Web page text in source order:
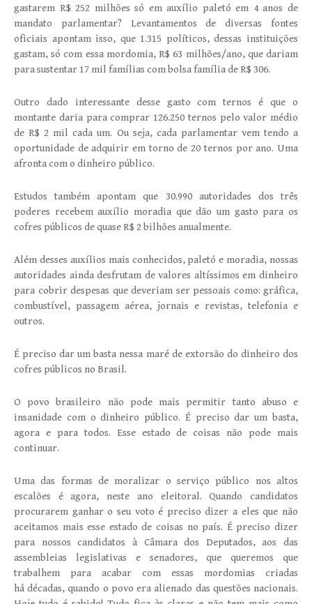
gastarem R$ 252 milhões só em auxílio paletó em 4 anos de
mandato parlamentar? Levantamentos de diversas fontes
oficiais apontam isso, que 1.315 políticos, dessas instituições
gastam, só com essa mordomia, R$ 63 milhões/ano, que dariam
para sustentar 17 mil famílias com bolsa família de R$ 306.
Outro dado interessante desse gasto com ternos é que o
montante daria para comprar 126.250 ternos pelo valor médio
de R$ 2 mil cada um. Ou seja, cada parlamentar vem tendo a
oportunidade de adquirir em torno de 20 ternos por ano. Uma
afronta com o dinheiro público.
Estudos também apontam que 30.990 autoridades dos três
poderes recebem auxílio moradia que dão um gasto para os
cofres públicos de quase R$ 2 bilhões anualmente.
Além desses auxílios mais conhecidos, paletó e moradia, nossas
autoridades ainda desfrutam de valores altíssimos em dinheiro
para cobrir despesas que deveriam ser pessoais como: gráfica,
combustível, passagem aérea, jornais e revistas, telefonia e
outros.
É preciso dar um basta nessa maré de extorsão do dinheiro dos
cofres públicos no Brasil.
O povo brasileiro não pode mais permitir tanto abuso e
insanidade com o dinheiro público. É preciso dar um basta,
agora e para todos. Esse estado de coisas não pode mais
continuar.
Uma das formas de moralizar o serviço público nos altos
escalões é agora, neste ano eleitoral. Quando candidatos
procurarem ganhar o seu voto é preciso dizer a eles que não
aceitamos mais esse estado de coisas no país. É preciso dizer
para nossos candidatos à Câmara dos Deputados, aos das
assembleias legislativas e senadores, que queremos que
trabalhem para acabar com essas mordomias criadas
há décadas, quando o povo era alienado das questões nacionais.